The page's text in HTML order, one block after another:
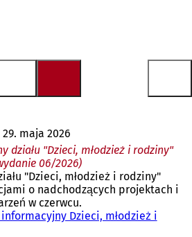
29. maja 2026
działu "Dzieci, młodzież i rodziny"
06/2026)
"Dzieci, młodzież i rodziny"
o nadchodzących projektach i
w czerwcu.
Dzieci, młodzież i